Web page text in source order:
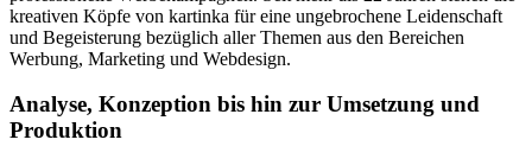
kreativen Köpfe von kartinka für eine ungebrochene Leidenschaft
und Begeisterung bezüglich aller Themen aus den Bereichen
Werbung, Marketing und Webdesign.
Analyse, Konzeption bis hin zur Umsetzung und
Produktion